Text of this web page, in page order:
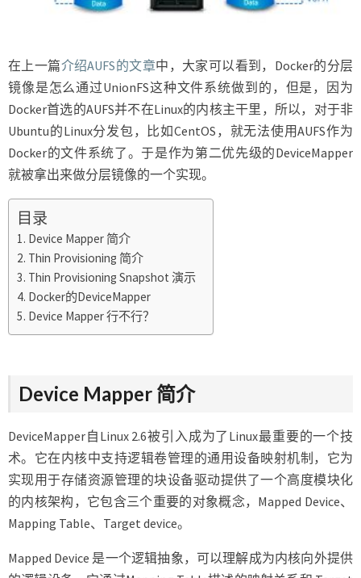
在上一篇介绍AUFS的文章中，大家可以看到，Docker的分层
镜像是怎么通过UnionFS这种文件系统做到的，但是，因为
Docker首选的AUFS并不在Linux的内核主干里，所以，对于非
Ubuntu的Linux分发包，比如CentOS，就无法使用AUFS作为
Docker的文件系统了。于是作为第二优先级的DeviceMapper
就被拿出来做分层镜像的一个实现。
目录
Device Mapper 简介
Thin Provisioning 简介
Thin Provisioning Snapshot 演示
Docker的DeviceMapper
Device Mapper 行不行？
Device Mapper 简介
DeviceMapper自Linux 2.6被引入成为了Linux最重要的一个技
术。它在内核中支持逻辑卷管理的通用设备映射机制，它为
实现用于存储资源管理的块设备驱动提供了一个高度模块化
的内核架构，它包含三个重要的对象概念，Mapped Device、
Mapping Table、Target device。
Mapped Device 是一个逻辑抽象，可以理解成为内核向外提供